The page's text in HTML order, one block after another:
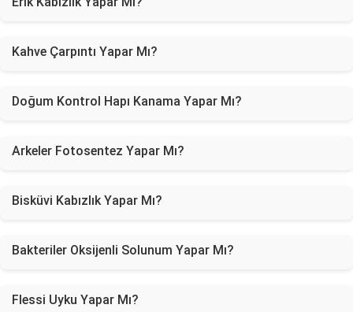
Kahve Çarpıntı Yapar Mı?
Doğum Kontrol Hapı Kanama Yapar Mı?
Arkeler Fotosentez Yapar Mı?
Bisküvi Kabızlık Yapar Mı?
Bakteriler Oksijenli Solunum Yapar Mı?
Flessi Uyku Yapar Mı?